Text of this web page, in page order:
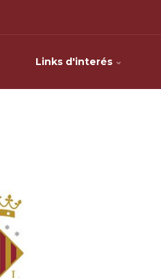
Links d'interés